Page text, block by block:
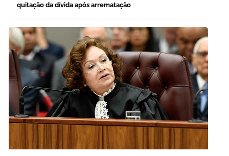
quitação da dívida após arrematação